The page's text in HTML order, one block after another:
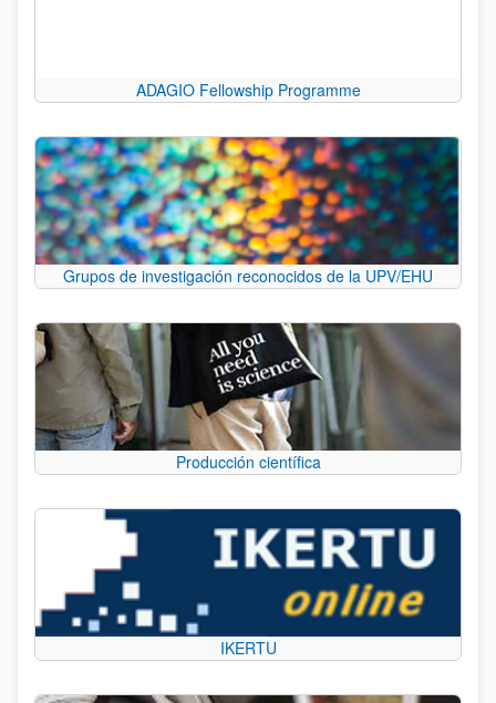
ADAGIO Fellowship Programme
Grupos de investigación reconocidos de la UPV/EHU
Producción científica
IKERTU